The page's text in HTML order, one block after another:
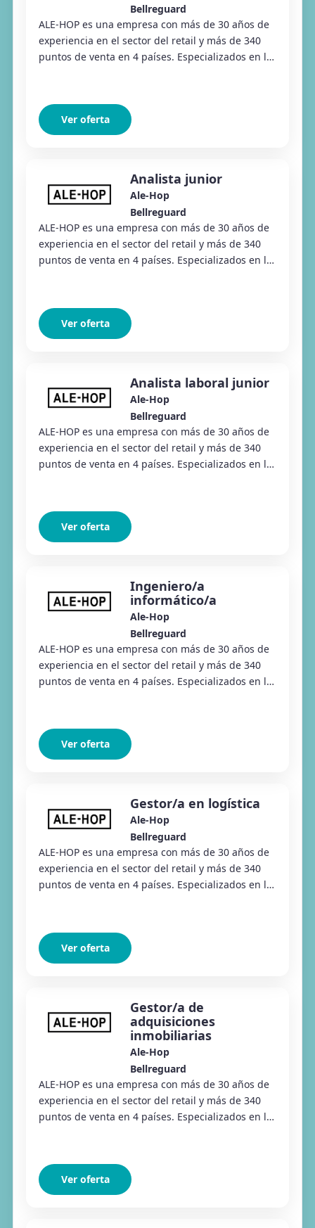
Bellreguard
ALE-HOP es una empresa con más de 30 años de
experiencia en el sector del retail y más de 340
puntos de venta en 4 países. Especializados en la
Ver oferta
Analista junior
Ale-Hop
Bellreguard
ALE-HOP es una empresa con más de 30 años de
experiencia en el sector del retail y más de 340
puntos de venta en 4 países. Especializados en la
Ver oferta
Analista laboral junior
Ale-Hop
Bellreguard
ALE-HOP es una empresa con más de 30 años de
experiencia en el sector del retail y más de 340
puntos de venta en 4 países. Especializados en la
Ver oferta
Ingeniero/a
informático/a
Ale-Hop
Bellreguard
ALE-HOP es una empresa con más de 30 años de
experiencia en el sector del retail y más de 340
puntos de venta en 4 países. Especializados en la
Ver oferta
Gestor/a en logística
Ale-Hop
Bellreguard
ALE-HOP es una empresa con más de 30 años de
experiencia en el sector del retail y más de 340
puntos de venta en 4 países. Especializados en la
Ver oferta
Gestor/a de
adquisiciones
inmobiliarias
Ale-Hop
Bellreguard
ALE-HOP es una empresa con más de 30 años de
experiencia en el sector del retail y más de 340
puntos de venta en 4 países. Especializados en la
Ver oferta